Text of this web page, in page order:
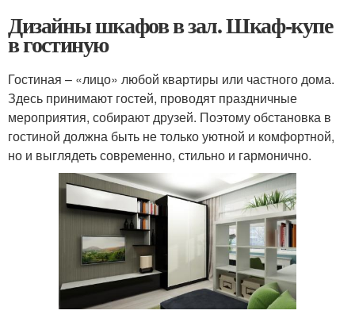
Дизайны шкафов в зал. Шкаф-купе
в гостиную
Гостиная – «лицо» любой квартиры или частного дома.
Здесь принимают гостей, проводят праздничные
мероприятия, собирают друзей. Поэтому обстановка в
гостиной должна быть не только уютной и комфортной,
но и выглядеть современно, стильно и гармонично.